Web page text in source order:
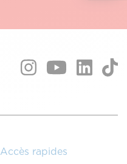
Accès rapides